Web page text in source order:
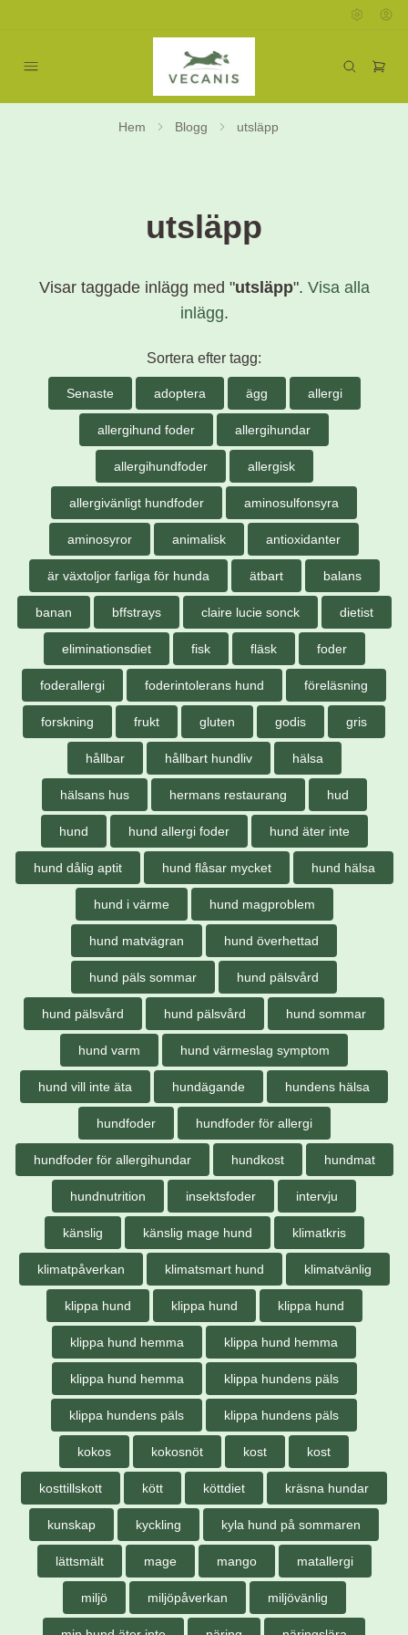
Hem Blogg utsläpp
utsläpp
Visar taggade inlägg med "utsläpp". Visa alla
inlägg.
Sortera efter tagg:
Senaste adoptera ägg allergi
allergihund foder allergihundar
allergihundfoder allergisk
allergivänligt hundfoder aminosulfonsyra
aminosyror animalisk antioxidanter
är växtoljor farliga för hunda ätbart balans
banan bffstrays claire lucie sonck dietist
eliminationsdiet fisk fläsk foder
foderallergi foderintolerans hund föreläsning
forskning frukt gluten godis gris
hållbar hållbart hundliv hälsa
hälsans hus hermans restaurang hud
hund hund allergi foder hund äter inte
hund dålig aptit hund flåsar mycket hund hälsa
hund i värme hund magproblem
hund matvägran hund överhettad
hund päls sommar hund pälsvård
hund pälsvård hund pälsvård hund sommar
hund varm hund värmeslag symptom
hund vill inte äta hundägande hundens hälsa
hundfoder hundfoder för allergi
hundfoder för allergihundar hundkost hundmat
hundnutrition insektsfoder intervju
känslig känslig mage hund klimatkris
klimatpåverkan klimatsmart hund klimatvänlig
klippa hund klippa hund klippa hund
klippa hund hemma klippa hund hemma
klippa hund hemma klippa hundens päls
klippa hundens päls klippa hundens päls
kokos kokosnöt kost kost
kosttillskott kött köttdiet kräsna hundar
kunskap kyckling kyla hund på sommaren
lättsmält mage mango matallergi
miljö miljöpåverkan miljövänlig